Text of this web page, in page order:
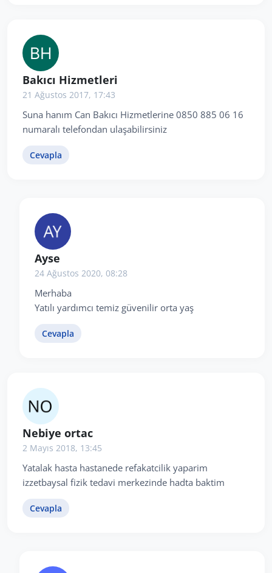
Bakıcı Hizmetleri
21 Ağustos 2017, 17:43
Suna hanım Can Bakıcı Hizmetlerine 0850 885 06 16
numaralı telefondan ulaşabilirsiniz
Cevapla
Ayse
24 Ağustos 2020, 08:28
Merhaba
Yatılı yardımcı temiz güvenilir orta yaş
Cevapla
Nebiye ortac
2 Mayıs 2018, 13:45
Yatalak hasta hastanede refakatcilik yaparim
izzetbaysal fizik tedavi merkezinde hadta baktim
Cevapla